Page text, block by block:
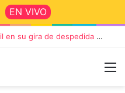
EN VIVO
Die Toten Hosen llega a Tandil en su gira de despedida «Fútbol, Asado, Vino y Adiós Amigos»